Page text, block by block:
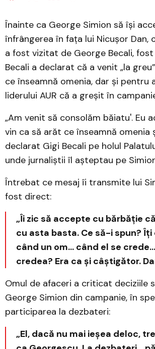
Înainte ca George Simion să își
înfrângerea în fața lui Nicușor Dan,
a fost vizitat de George Becali,
Becali a declarat că a venit „la
ce înseamnă omenia, dar și pentru
liderului AUR că a greșit în
„Am venit să consolăm băiatu'. Eu
vin ca să arăt ce înseamnă omenia
declarat Gigi Becali pe holul
unde jurnaliștii îl așteptau pe
Întrebat ce mesaj îi transmite lui
fost direct:
„Îi zic să accepte cu bărbăție
cu asta basta. Ce să-i spun? Îți
când un om... când el se
credea? Era ca și câștigător.
Omul de afaceri a criticat deciziile
George Simion din campanie, în
participarea la dezbateri:
„El, dacă nu mai ieșea deloc,